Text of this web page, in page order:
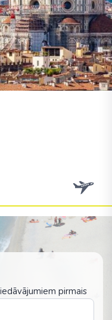
pirmais